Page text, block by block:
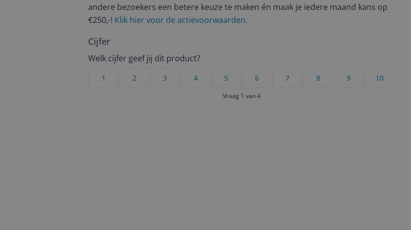
andere bezoekers een betere keuze te maken én maak je iedere maand kans op
€250,-! Klik hier voor de actievoorwaarden.
Cijfer
Welk cijfer geef jij dit product?
10
9
8
7
6
5
4
3
2
1
Vraag 1 van 4